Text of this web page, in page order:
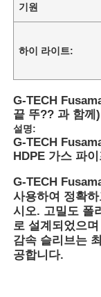
기원
하이 라이트:
G-TECH
끝 뚜?? 과 함께
설명:
G-TECH
HDPE 가스 파
G-TECH
사용하여 정확
시오. 고밀도 폴
로 설계되었으
감속 슬리브는
공합니다.